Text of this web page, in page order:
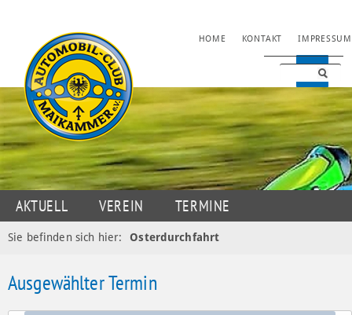
NAVIGATION
HOME KONTAKT IMPRESSUM
NAVIGATION
ÜBERSPRINGEN
AKTUELL VEREIN
TERMINE
JUGENDSPORT
MOTORSPORT
Sie befinden sich hier: Osterdurchfahrt
Ausgewählter Termin